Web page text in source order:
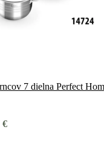
7 dielna Perfect
€